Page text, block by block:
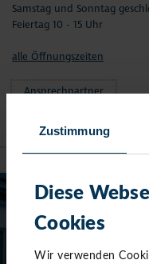
Zustimmung
Diese
Cookies
Wir verwenden
Samstag und Sonntag
Feiertag 10 - 15 Uhr
alle Öffnungszeiten
Ansprechpartner